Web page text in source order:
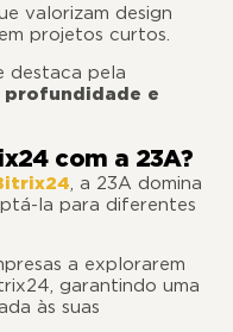
valorizam design
projetos curtos.
destaca pela
profundidade e
com a 23A?
, a 23A domina
la para diferentes
a explorarem
garantindo uma
às suas